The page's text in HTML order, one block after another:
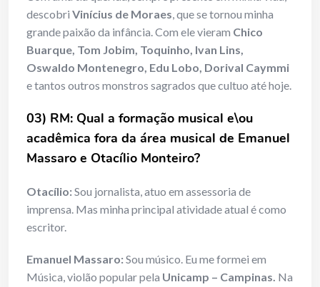
descobri Vinícius de Moraes, que se tornou minha
grande paixão da infância. Com ele vieram Chico
Buarque, Tom Jobim, Toquinho, Ivan Lins,
Oswaldo Montenegro, Edu Lobo, Dorival Caymmi
e tantos outros monstros sagrados que cultuo até hoje.
03) RM: Qual a formação musical e\ou
acadêmica fora da área musical de Emanuel
Massaro e Otacílio Monteiro?
Otacílio:Sou jornalista, atuo em assessoria de
imprensa. Mas minha principal atividade atual é como
escritor.
Emanuel Massaro:Sou músico. Eu me formei em
Música, violão popular pela Unicamp – Campinas. Na